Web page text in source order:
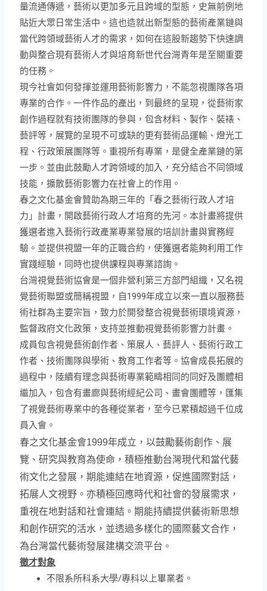
量流通傳遞，藝術以更加多元且跨域的型態，史無前例地
貼近大眾日常生活中。這也造就出新型態的藝術產業鏈與
當代跨領域藝術人才的需求，如何在這股新趨勢下快速調
動與整合現有藝術人才與培育新世代台灣青年是至關重要
的任務。
現今社會如何發揮並運用藝術影響力，不能忽視團隊各項
專業的合作。一件作品的產出，到最終的呈現，從藝術家
創作過程就有技術團隊的參與，包含材料、製作、裝裱、
藝評等，展覽的呈現不可或缺的更有藝術品運輸、燈光工
程、行政策展團隊等。重視所有專業，是健全產業鏈的第
一步。並由此鼓勵人才跨領域的加入，充分結合不同領域
技能，擴散藝術影響力在社會上的作用。
春之文化基金會贊助為期三年的「春之藝術行政人才培
力」計畫，開啟藝術行政人才培育的先河。本計畫將提供
獲選者進入藝術行政產業專業發展的培訓計畫與實務經
驗。並提供視盟一年的正職合約，使獲選者能夠利用工作
實踐經驗，同時也提供課程與專業諮詢。
台灣視覺藝術協會是一個非營利第三方部門組織，又名視
覺藝術聯盟或簡稱視盟，自1999年成立以來一直以服務藝
術社群為主要宗旨，致力於開發整合視覺藝術環境資源，
監督政府文化政策，支持並推動視覺藝術影響力計畫。
成員包含視覺藝術創作者、策展人、藝評人、藝術行政工
作者、技術團隊與學術、教育工作者等。協會成長拓展的
過程中，陸續有理念與藝術專業範疇相同的同好及團體相
繼加入，包含有畫廊與藝術經紀公司、畫會團體等，匯集
了視覺藝術專業中的各種從業者，至今已累積超過千位成
員入會。
春之文化基金會1999年成立，以鼓勵藝術創作、展
覽、研究與教育為使命，積極推動台灣現代和當代藝
術文化之發展，期能連結在地資源，促進國際對話，
拓展人文視野。亦積極回應時代和社會的發展需求，
重視在地對話和社會連結。期能持續提供藝術新思想
和創作研究的活水，並透過多樣化的國際藝文合作，
為台灣當代藝術發展建構交流平台 。
徵才對象
不限系所科系大學/專科以上畢業者。